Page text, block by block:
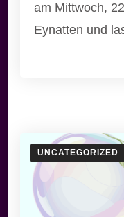
am Mittwoch,
Eynatten und
UNCATEGORIZED